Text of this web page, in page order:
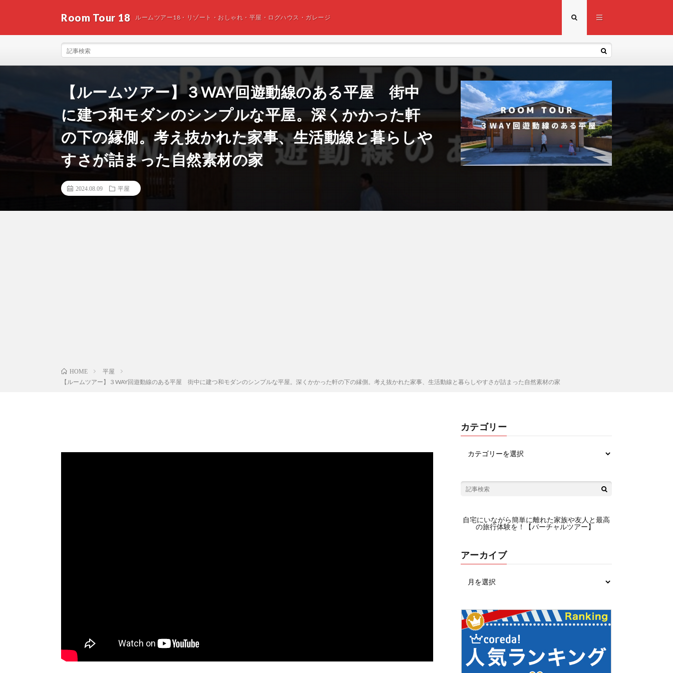
Room Tour 18 ルームツアー18・リゾート・おしゃれ・平屋・ログハウス・ガレージ
【ルームツアー】３WAY回遊動線のある平屋 街中
に建つ和モダンのシンプルな平屋。深くかかった軒
の下の縁側。考え抜かれた家事、生活動線と暮らしや
すさが詰まった自然素材の家
2024.08.09 平屋
HOME
平屋
【ルームツアー】３WAY回遊動線のある平屋 街中に建つ和モダンのシンプルな平屋。深くかかった軒の下の縁側。考え抜かれた家事、生活動線と暮らしやすさが詰まった自然素材の家
カテゴリー
自宅にいながら簡単に離れた家族や友人と最高
の旅行体験を！【バーチャルツアー】
アーカイブ